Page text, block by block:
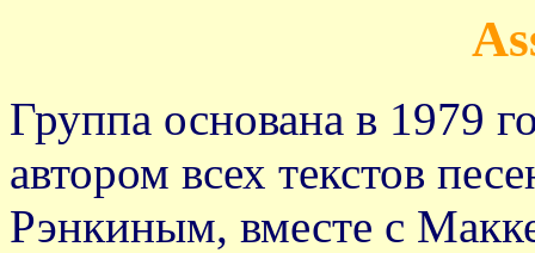
Группа основана в 1979
автором всех текстов
Рэнкиным, вместе с